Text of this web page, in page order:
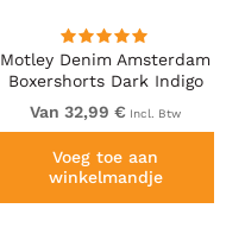
Motley Denim Amsterdam
Boxershorts Dark Indigo
2-pack
Van 32,99 € Incl. Btw
Voeg toe aan
winkelmandje